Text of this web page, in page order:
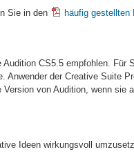
Sie in den häufig gestellten
CS5.5 empfohlen. Für
Anwender der Creative Suite
von Audition, wenn sie
Ideen wirkungsvoll